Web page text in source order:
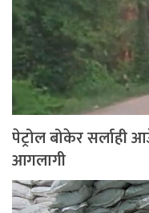
पेट्रोल बोकेर सर्लाही
आगलागी